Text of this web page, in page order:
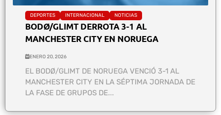
DEPORTES INTERNACIONAL NOTICIAS
BODØ/GLIMT DERROTA 3-1 AL
MANCHESTER CITY EN NORUEGA
ENERO 20, 2026
EL BODØ/GLIMT DE NORUEGA VENCIÓ 3-1 AL
MANCHESTER CITY EN LA SÉPTIMA JORNADA DE
LA FASE DE GRUPOS DE...